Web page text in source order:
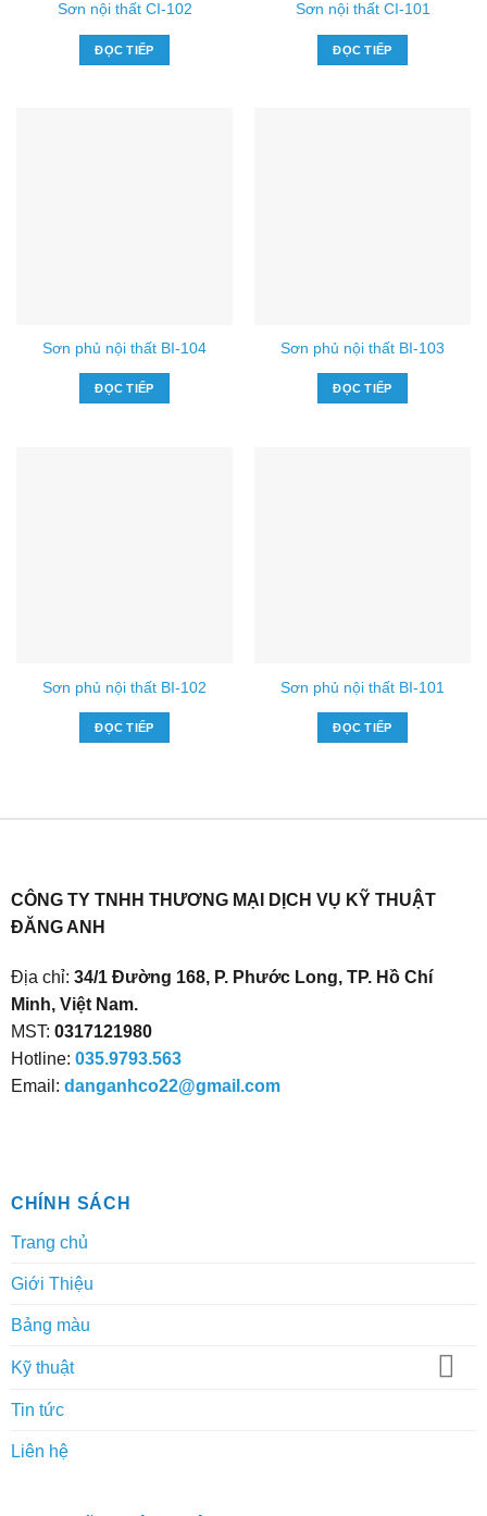
Sơn nội thất CI-102
ĐỌC TIẾP
Sơn nội thất CI-101
ĐỌC TIẾP
Sơn phủ nội thất BI-104
ĐỌC TIẾP
Sơn phủ nội thất BI-103
ĐỌC TIẾP
Sơn phủ nội thất BI-102
ĐỌC TIẾP
Sơn phủ nội thất BI-101
ĐỌC TIẾP
CÔNG TY TNHH THƯƠNG MẠI DỊCH VỤ KỸ THUẬT
ĐĂNG ANH
Địa chỉ: 34/1 Đường 168, P. Phước Long, TP. Hồ Chí
Minh, Việt Nam.
MST: 0317121980
Hotline: 035.9793.563
Email: danganhco22@gmail.com
CHÍNH SÁCH
Trang chủ
Giới Thiệu
Bảng màu
Kỹ thuật
Tin tức
Liên hệ